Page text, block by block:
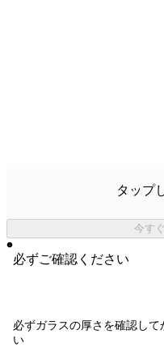
タップ
今す
必ずご確認ください
必ずガラスの厚さを確認して
い